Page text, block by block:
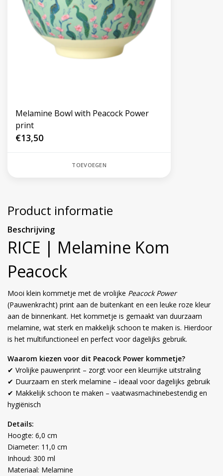
Melamine Bowl with Peacock Power
print
€13,50
TOEVOEGEN
Product informatie
Beschrijving
RICE | Melamine Kom
Peacock
Mooi klein kommetje met de vrolijke Peacock Power
(Pauwenkracht) print aan de buitenkant en een leuke roze kleur
aan de binnenkant. Het kommetje is gemaakt van duurzaam
melamine, wat sterk en makkelijk schoon te maken is. Hierdoor
is het multifunctioneel en perfect voor dagelijks gebruik.
Waarom kiezen voor dit Peacock Power kommetje?
✔ Vrolijke pauwenprint – zorgt voor een kleurrijke uitstraling
✔ Duurzaam en sterk melamine – ideaal voor dagelijks gebruik
✔ Makkelijk schoon te maken – vaatwasmachinebestendig en
hygiënisch
Details:
Hoogte: 6,0 cm
Diameter: 11,0 cm
Inhoud: 300 ml
Materiaal: Melamine